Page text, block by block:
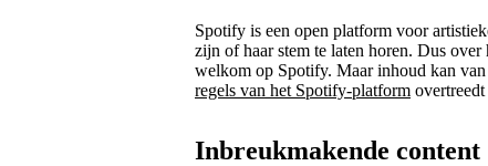
Spotify is een open platform voor
zijn of haar stem te laten horen. Dus
welkom op Spotify. Maar inhoud kan
regels van het Spotify-platform
Inbreukmakende content